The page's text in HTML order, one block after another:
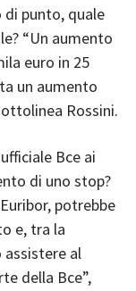
di punto, quale
“Un aumento
euro in 25
un aumento
Rossini.
Bce ai
di uno stop?
potrebbe
e, tra la
assistere al
della Bce”,